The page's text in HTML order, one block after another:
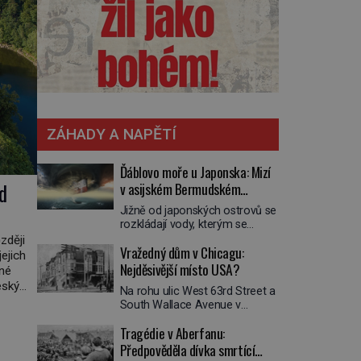
ZÁHADY A NAPĚTÍ
Ďáblovo moře u Japonska: Mizí
v asijském Bermudském
trojúhelníku lodě ve spárech
neznámé síly?
Jižně od japonských ostrovů se
rozkládají vody, kterým se
se o lodích mizejících beze
stopy, podivných světlech,
zrádných proudech i mořských
dracích, kteří měli tyto končiny
střežit už v dávných legendách.
trojúhelník skutečně prokletým
místem, nebo se zde jen
Vražedný dům v Chicagu:
Nejděsivější místo USA?
Na rohu ulic West 63rd Street a
South Wallace Avenue v
Nemá žádný speciální nápis ani
pamětní desku. A přesto prý
Tragédie v Aberfanu:
Předpověděla dívka smrtící